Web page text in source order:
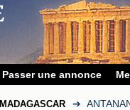
Passer une annonce
MADAGASCAR ➔